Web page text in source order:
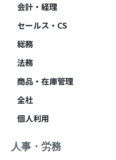
会計・経理
セールス・CS
総務
法務
商品・在庫管理
全社
個人利用
人事・労務